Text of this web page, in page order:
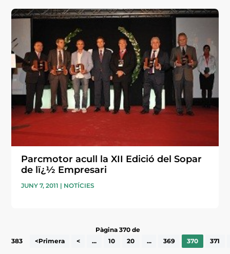
Parcmotor acull la XII Edició del Sopar
de lï¿½ Empresari
JUNY 7, 2011 | NOTÍCIES
Pàgina 370 de
383
<Primera < ... 10 20 ... 369 370 371